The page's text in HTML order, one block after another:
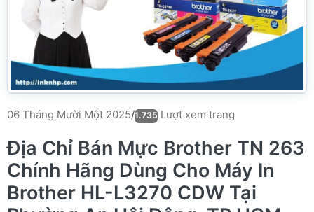
06 Tháng Mười Một 2025/1.735 Lượt xem trang
Địa Chỉ Bán Mực Brother TN 263
Chính Hãng Dùng Cho Máy In
Brother HL-L3270 CDW Tại